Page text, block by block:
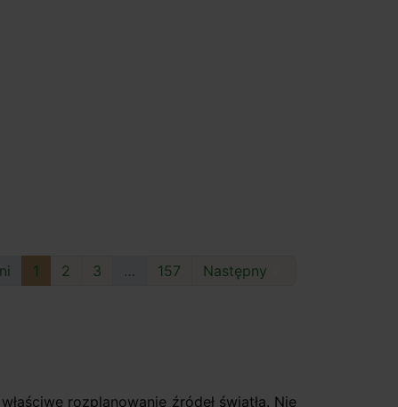
1 2 3 … 157 Następny
rozplanowanie źródeł światła. Nie